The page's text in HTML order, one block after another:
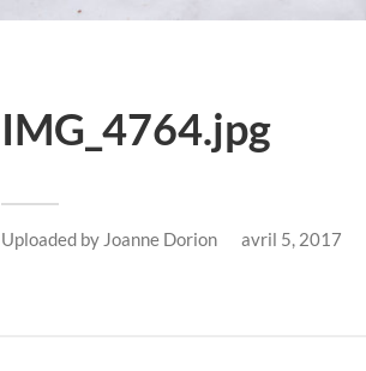
IMG_4764.jpg
Uploaded by Joanne Dorion avril 5, 2017